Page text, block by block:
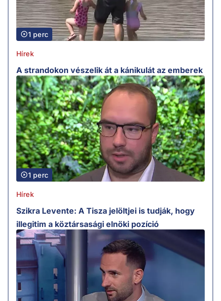
1 perc
Hírek
A strandokon vészelik át a kánikulát az emberek
1 perc
Hírek
Szikra Levente: A Tisza jelöltjei is tudják, hogy
illegitim a köztársasági elnöki pozíció